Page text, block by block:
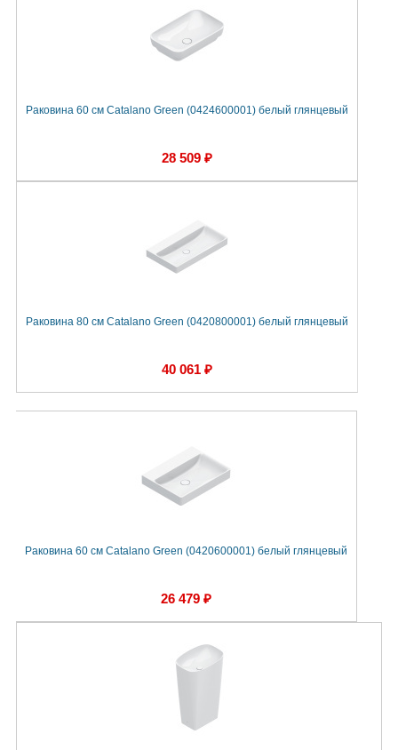
Раковина 60 см Catalano Green (0424600001) белый глянцевый
28 509 ₽
Раковина 80 см Catalano Green (0420800001) белый глянцевый
40 061 ₽
Раковина 60 см Catalano Green (0420600001) белый глянцевый
26 479 ₽